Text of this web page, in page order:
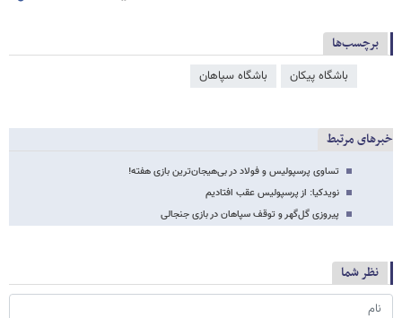
برچسب‌ها
باشگاه پیکان باشگاه سپاهان
خبرهای مرتبط
تساوی پرسپولیس و فولاد در بی‌هیجان‌ترین بازی هفته!
نویدکیا: از پرسپولیس عقب افتادیم
پیروزی گل‌گهر و توقف سپاهان در بازی جنجالی
نظر شما